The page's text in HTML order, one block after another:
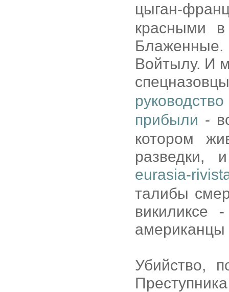
цыган-
красными
Войтылу. И
прибыли -
котором
разведки,
eurasia-
талибы
викиликсе
американцы
Убийство,